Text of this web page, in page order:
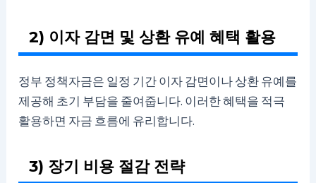
2) 이자 감면 및 상환 유예 혜택 활용
정부 정책자금은 일정 기간 이자 감면이나 상환 유예를
제공해 초기 부담을 줄여줍니다. 이러한 혜택을 적극
활용하면 자금 흐름에 유리합니다.
3) 장기 비용 절감 전략